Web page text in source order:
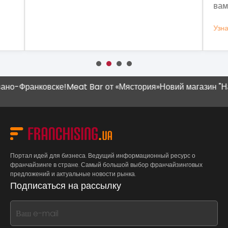
Meat Bar от «Мястория»Новий магазин "Наш
Портал идей для бизнеса. Ведущий информационный ресурс о
франчайзинге в стране. Самый большой выбор франчайзинговых
предложений и актуальные новости рынка.
Подписаться на рассылку
If
you